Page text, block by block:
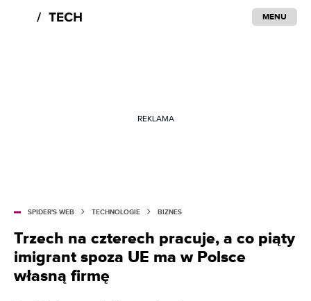
MENU
REKLAMA
SPIDER'S WEB TECHNOLOGIE BIZNES
Trzech na czterech pracuje, a co piąty
imigrant spoza UE ma w Polsce
własną firmę